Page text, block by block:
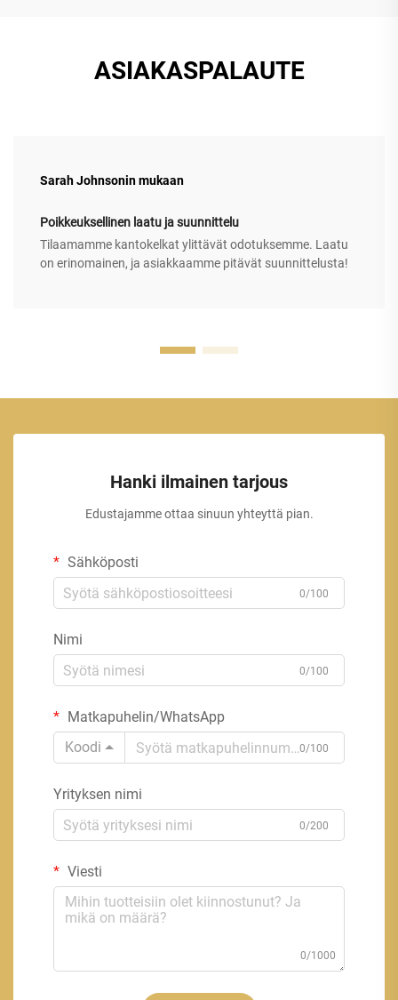
ASIAKASPALAUTE
Sarah Johnsonin mukaan
Poikkeuksellinen laatu ja suunnittelu
Tilaamamme kantokelkat ylittävät odotuksemme. Laatu
on erinomainen, ja asiakkaamme pitävät suunnittelusta!
Hanki ilmainen tarjous
Edustajamme ottaa sinuun yhteyttä pian.
Sähköposti
0/100
Nimi
0/100
Matkapuhelin/WhatsApp
Koodi
0/100
Yrityksen nimi
0/200
Viesti
0/1000